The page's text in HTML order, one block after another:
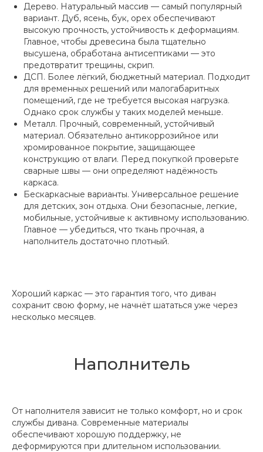
Дерево. Натуральный массив — самый популярный
вариант. Дуб, ясень, бук, орех обеспечивают
высокую прочность, устойчивость к деформациям.
Главное, чтобы древесина была тщательно
высушена, обработана антисептиками — это
предотвратит трещины, скрип.
ДСП. Более лёгкий, бюджетный материал. Подходит
для временных решений или малогабаритных
помещений, где не требуется высокая нагрузка.
Однако срок службы у таких моделей меньше.
Металл. Прочный, современный, устойчивый
материал. Обязательно антикоррозийное или
хромированное покрытие, защищающее
конструкцию от влаги. Перед покупкой проверьте
сварные швы — они определяют надёжность
каркаса.
Бескаркасные варианты. Универсальное решение
для детских, зон отдыха. Они безопасные, легкие,
мобильные, устойчивые к активному использованию.
Главное — убедиться, что ткань прочная, а
наполнитель достаточно плотный.
Хороший каркас — это гарантия того, что диван
сохранит свою форму, не начнёт шататься уже через
несколько месяцев.
Наполнитель
От наполнителя зависит не только комфорт, но и срок
службы дивана. Современные материалы
обеспечивают хорошую поддержку, не
деформируются при длительном использовании.